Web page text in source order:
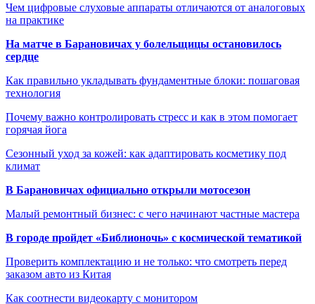
Чем цифровые слуховые аппараты отличаются от аналоговых
на практике
На матче в Барановичах у болельщицы остановилось
сердце
Как правильно укладывать фундаментные блоки: пошаговая
технология
Почему важно контролировать стресс и как в этом помогает
горячая йога
Сезонный уход за кожей: как адаптировать косметику под
климат
В Барановичах официально открыли мотосезон
Малый ремонтный бизнес: с чего начинают частные мастера
В городе пройдет «Библионочь» с космической тематикой
Проверить комплектацию и не только: что смотреть перед
заказом авто из Китая
Как соотнести видеокарту с монитором